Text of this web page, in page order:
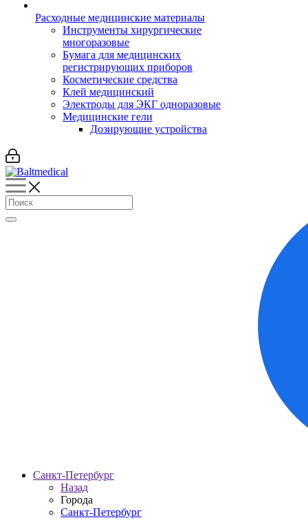
Расходные медицинские материалы
Инструменты хирургические
многоразовые
Бумага для медицинских
регистрирующих приборов
Косметические средства
Клей медицинский
Электроды для ЭКГ одноразовые
Медицинские гели
Дозирующие устройства
Санкт-Петербург
Назад
Города
Санкт-Петербург